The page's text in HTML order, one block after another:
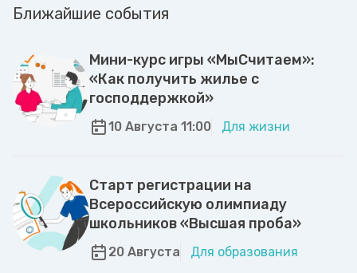
Ближайшие события
Мини-курс игры «МыСчитаем»:
«Как получить жилье с
господдержкой»
10 Августа 11:00 Для жизни
Старт регистрации на
Всероссийскую олимпиаду
школьников «Высшая проба»
20 Августа Для образования